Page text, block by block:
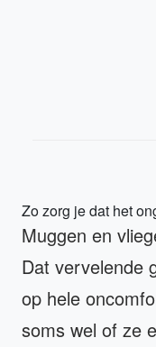
Zo zorg je dat het
Muggen en
Dat vervelende
op hele
soms wel of ze